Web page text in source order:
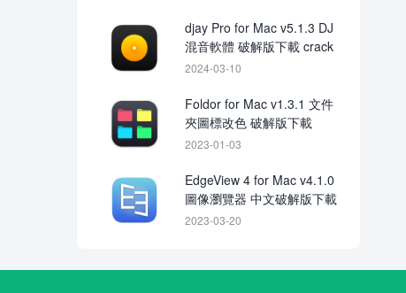
djay Pro for Mac v5.1.3 DJ
混音軟體 破解版下載 crack
2024-03-10
Foldor for Mac v1.3.1 文件
夾圖標改色 破解版下載
2023-01-03
EdgeView 4 for Mac v4.1.0
圖像瀏覽器 中文破解版下載
2023-03-20